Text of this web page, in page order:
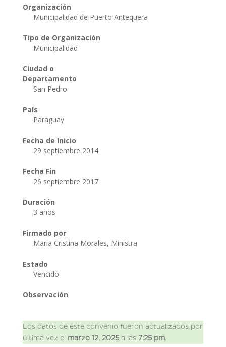
Organización
Municipalidad de Puerto Antequera
Tipo de Organización
Municipalidad
Ciudad o
Departamento
San Pedro
País
Paraguay
Fecha de Inicio
29 septiembre 2014
Fecha Fin
26 septiembre 2017
Duración
3 años
Firmado por
Maria Cristina Morales, Ministra
Estado
Vencido
Observación
Los datos de este convenio fueron actualizados por
última vez el marzo 12, 2025a las 7:25 pm.